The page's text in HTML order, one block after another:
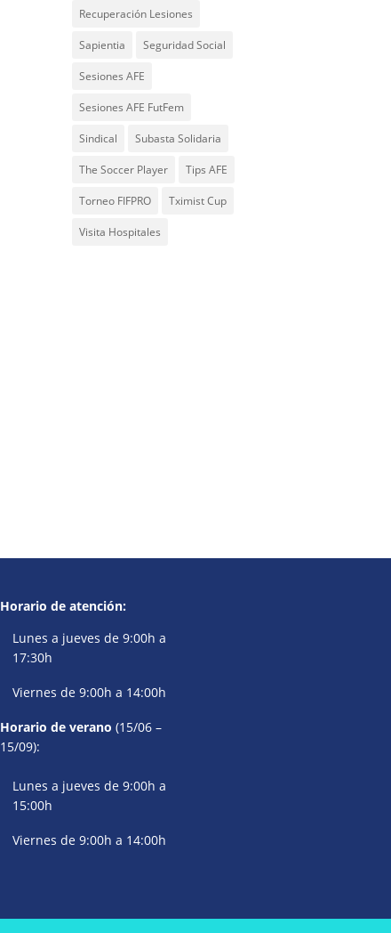
Recuperación Lesiones
Sapientia Seguridad Social
Sesiones AFE
Sesiones AFE FutFem
Sindical Subasta Solidaria
The Soccer Player Tips AFE
Torneo FIFPRO Tximist Cup
Visita Hospitales
Horario de atención:
Lunes a jueves de 9:00h a
17:30h
Viernes de 9:00h a 14:00h
Horario de verano (15/06 –
15/09):
Lunes a jueves de 9:00h a
15:00h
Viernes de 9:00h a 14:00h